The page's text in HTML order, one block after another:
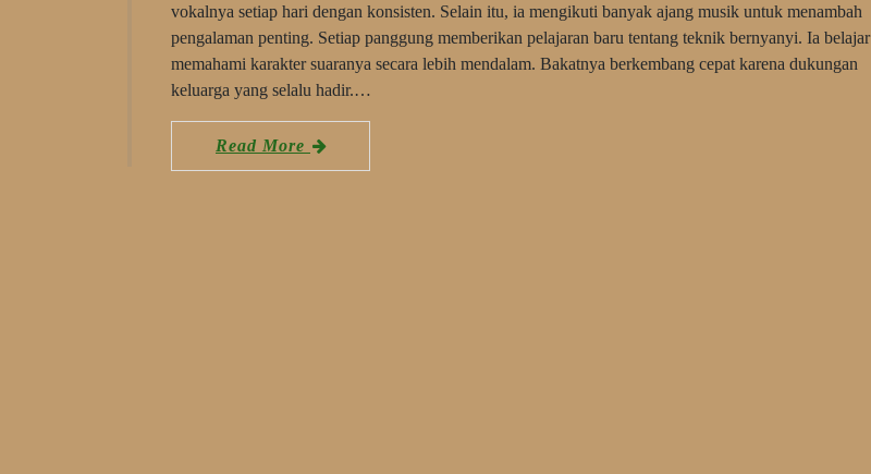
vokalnya setiap hari dengan konsisten. Selain itu, ia mengikuti banyak ajang musik untuk menambah
pengalaman penting. Setiap panggung memberikan pelajaran baru tentang teknik bernyanyi. Ia belajar
memahami karakter suaranya secara lebih mendalam. Bakatnya berkembang cepat karena dukungan
keluarga yang selalu hadir.…
Read More